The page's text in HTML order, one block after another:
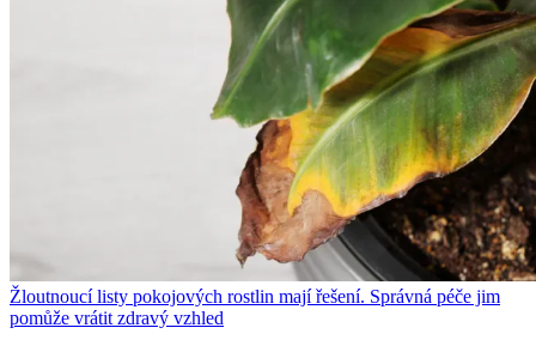
Žloutnoucí listy pokojových rostlin mají řešení. Správná péče jim
pomůže vrátit zdravý vzhled